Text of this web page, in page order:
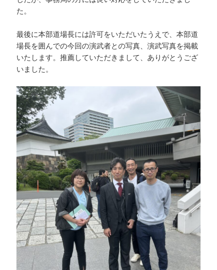
た。
最後に本部道場長には許可をいただいたうえで、本部道
場長を囲んでの今回の演武者との写真、演武写真を掲載
いたします。推薦していただきまして、ありがとうござ
いました。